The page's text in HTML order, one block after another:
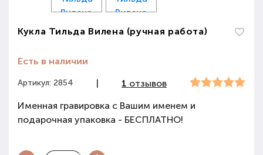
Кукла Тильда Вилена (ручная работа)
Есть в наличии
Артикул: 2854 1 отзывов
Именная гравировка с Вашим именем и
подарочная упаковка - БЕСПЛАТНО!